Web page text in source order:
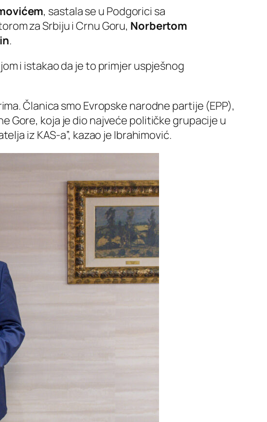
, sastala se u Podgorici sa
za Srbiju i Crnu Goru, Norbertom
.
i istakao da je to primjer uspješnog
Članica smo Evropske narodne partije (EPP),
Gore, koja je dio najveće političke grupacije u
iz KAS-a”, kazao je Ibrahimović.